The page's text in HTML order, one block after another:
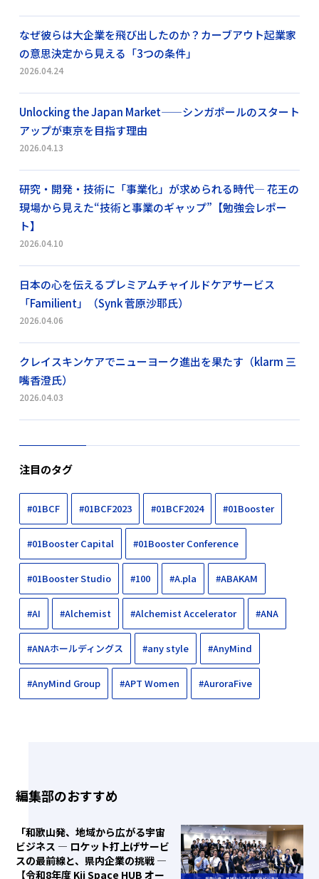
なぜ彼らは大企業を飛び出したのか？カーブアウト起業家
の意思決定から見える「3つの条件」
2026.04.24
Unlocking the Japan Market——シンガポールのスタート
アップが東京を目指す理由
2026.04.13
研究・開発・技術に「事業化」が求められる時代― 花王の
現場から見えた“技術と事業のギャップ”【勉強会レポー
ト】
2026.04.10
日本の心を伝えるプレミアムチャイルドケアサービス
「Familient」（Synk 菅原沙耶氏）
2026.04.06
クレイスキンケアでニューヨーク進出を果たす（klarm 三
嘴香澄氏）
2026.04.03
注目のタグ
#01BCF #01BCF2023 #01BCF2024 #01Booster
#01Booster Capital #01Booster Conference
#01Booster Studio #100 #A.pla #ABAKAM
#AI #Alchemist #Alchemist Accelerator #ANA
#ANAホールディングス #any style #AnyMind
#AnyMind Group #APT Women #AuroraFive
編集部のおすすめ
「和歌山発、地域から広がる宇宙
ビジネス ― ロケット打上げサービ
スの最前線と、県内企業の挑戦 ―
【令和8年度 Kii Space HUB オー